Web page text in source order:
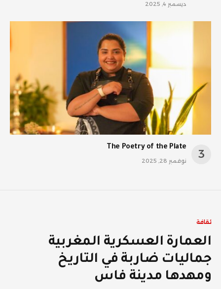
ديسمبر 4, 2025
The Poetry of the Plate
نوفمبر 28, 2025
ثقافة
العمارة العسكرية المغربية
جماليات ضاربة في التاريخ
ومهدها مدينة فاس